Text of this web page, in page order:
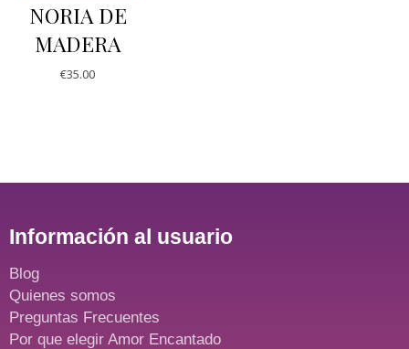
NORIA DE
MADERA
€35.00
Información al usuario
Blog
Quienes somos
Preguntas Frecuentes
Por que elegir Amor Encantado